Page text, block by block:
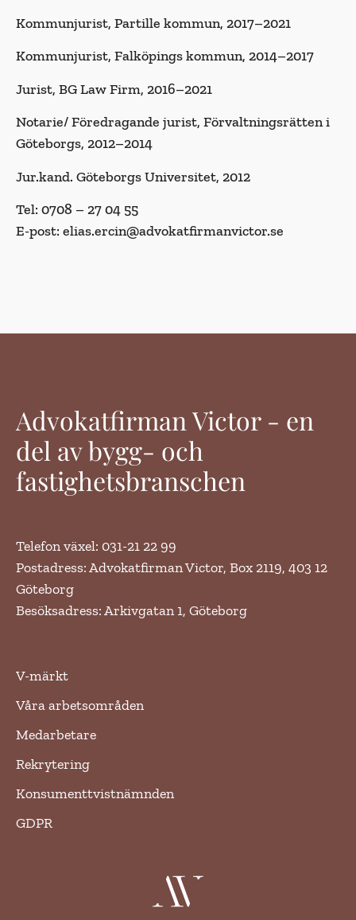
Kommunjurist, Partille kommun, 2017–2021
Kommunjurist, Falköpings kommun, 2014–2017
Jurist, BG Law Firm, 2016–2021
Notarie/ Föredragande jurist, Förvaltningsrätten i
Göteborgs, 2012–2014
Jur.kand. Göteborgs Universitet, 2012
Tel: 0708 – 27 04 55
E-post: elias.ercin@advokatfirmanvictor.se
Advokatfirman Victor - en
del av bygg- och
fastighetsbranschen
Telefon växel: 031-21 22 99
Postadress: Advokatfirman Victor, Box 2119, 403 12
Göteborg
Besöksadress: Arkivgatan 1, Göteborg
V-märkt
Våra arbetsområden
Medarbetare
Rekrytering
Konsumenttvistnämnden
GDPR